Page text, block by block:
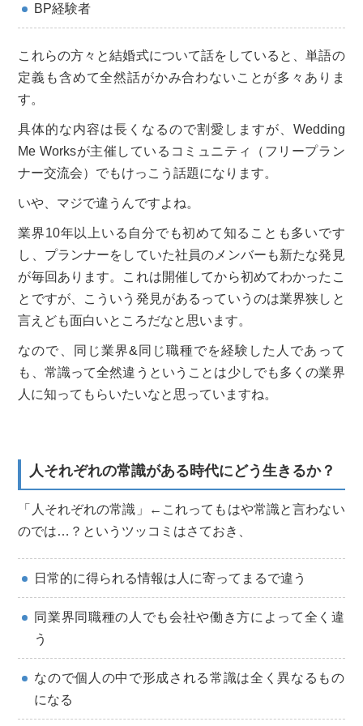
BP経験者
これらの方々と結婚式について話をしていると、単語の
定義も含めて全然話がかみ合わないことが多々ありま
す。
具体的な内容は長くなるので割愛しますが、Wedding
Me Worksが主催しているコミュニティ（フリープラン
ナー交流会）でもけっこう話題になります。
いや、マジで違うんですよね。
業界10年以上いる自分でも初めて知ることも多いです
し、プランナーをしていた社員のメンバーも新たな発見
が毎回あります。これは開催してから初めてわかったこ
とですが、こういう発見があるっていうのは業界狭しと
言えども面白いところだなと思います。
なので、同じ業界&同じ職種でを経験した人であって
も、常識って全然違うということは少しでも多くの業界
人に知ってもらいたいなと思っていますね。
人それぞれの常識がある時代にどう生きるか？
「人それぞれの常識」←これってもはや常識と言わない
のでは…？というツッコミはさておき、
日常的に得られる情報は人に寄ってまるで違う
同業界同職種の人でも会社や働き方によって全く違
う
なので個人の中で形成される常識は全く異なるもの
になる